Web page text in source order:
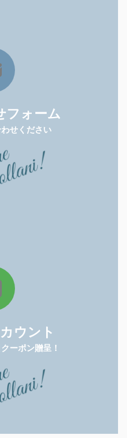
フォーム
せください
ウント
ーポン贈呈！